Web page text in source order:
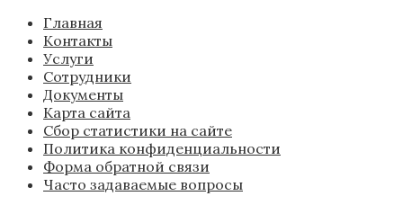
Главная
Контакты
Услуги
Сотрудники
Документы
Карта сайта
Сбор статистики на сайте
Политика конфиденциальности
Форма обратной связи
Часто задаваемые вопросы